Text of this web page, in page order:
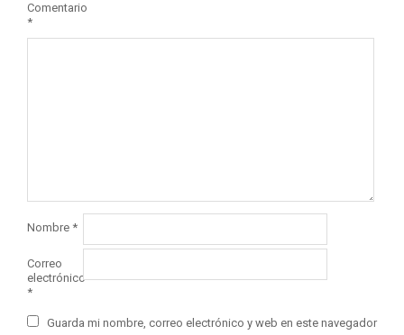
Comentario
*
Nombre *
Correo
electrónico
*
Guarda mi nombre, correo electrónico y web en este navegador